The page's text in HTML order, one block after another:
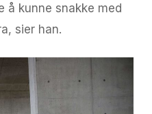
å kunne snakke med
sier han.